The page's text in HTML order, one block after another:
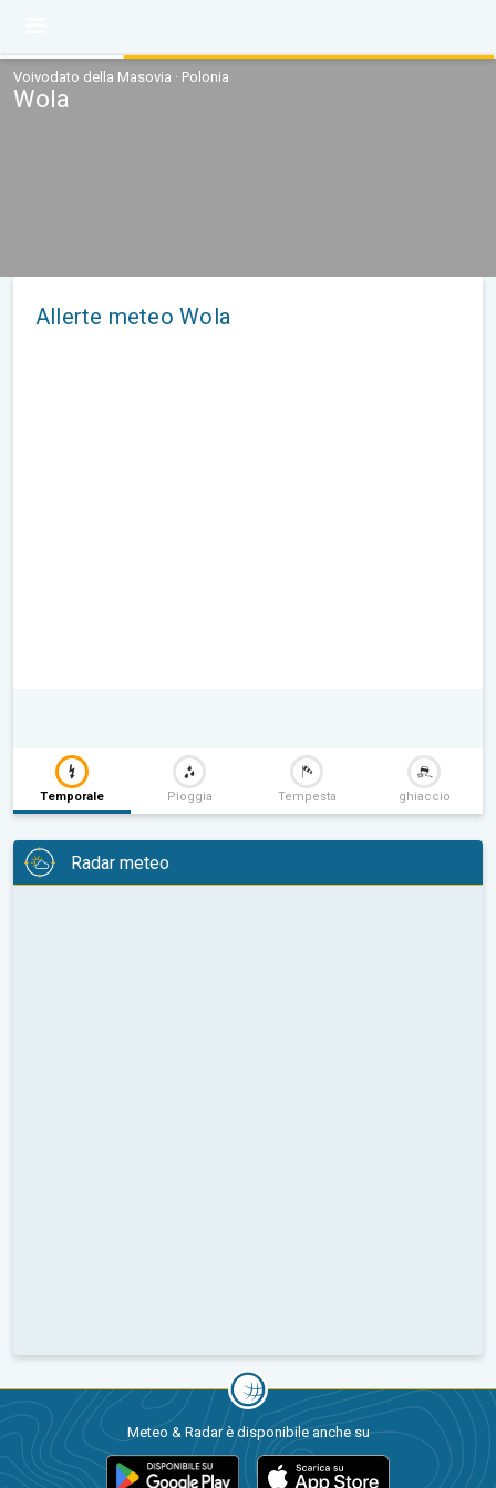
Voivodato della Masovia · Polonia
Wola
Allerte meteo Wola
Temporale Pioggia Tempesta ghiaccio
Radar meteo
Meteo & Radar è disponibile anche su